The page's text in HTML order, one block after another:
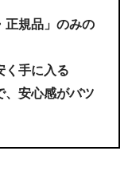
正規品」のみの
く手に入る
、安心感がバツ